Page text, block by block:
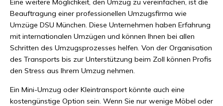
Eine weitere Möglichkeit, den Umzug zu vereinfachen, ist die
Beauftragung einer professionellen Umzugsfirma wie
Umzüge DSU München. Diese Unternehmen haben Erfahrung
mit internationalen Umzügen und können Ihnen bei allen
Schritten des Umzugsprozesses helfen. Von der Organisation
des Transports bis zur Unterstützung beim Zoll können Profis
den Stress aus Ihrem Umzug nehmen.
Ein Mini-Umzug oder Kleintransport könnte auch eine
kostengünstige Option sein. Wenn Sie nur wenige Möbel oder